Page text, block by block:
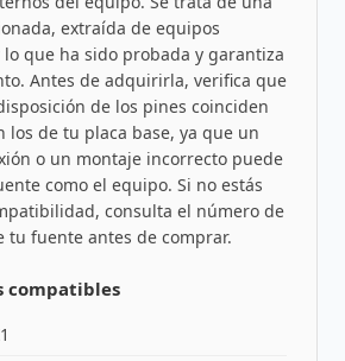
extraída de equipos
que ha sido probada y garantiza
Antes de adquirirla, verifica que
de los pines coinciden
los de tu placa base, ya que un
o un montaje incorrecto puede
como el equipo. Si no estás
consulta el número de
tu fuente antes de comprar.
compatibles